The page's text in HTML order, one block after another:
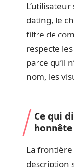
L’utilisateur
dating, le
filtre de
respecte
parce qu’il
nom, les
Ce qui
honnête
La
description